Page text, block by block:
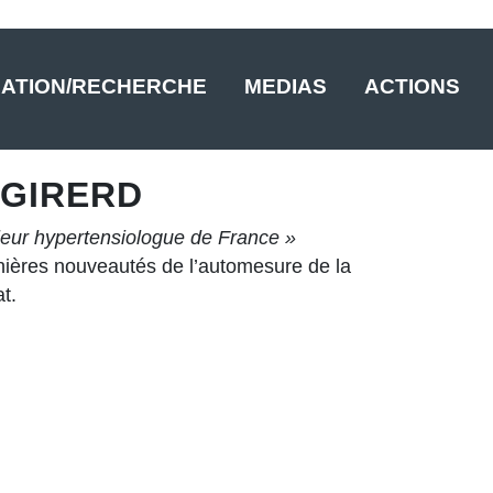
RECHERCHE MEDIAS ACTIONS
hypertensiologue de France »
nouveautés de l’automesure de la